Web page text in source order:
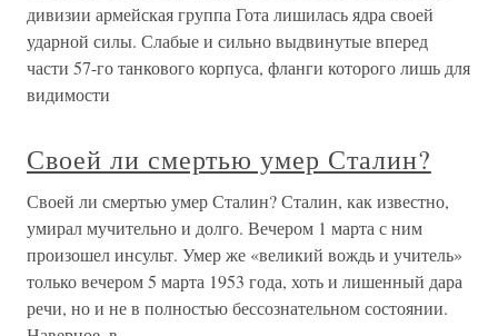
дивизии армейская группа Гота лишилась ядра своей
ударной силы. Слабые и сильно выдвинутые вперед
части 57-го танкового корпуса, фланги которого лишь для
видимости
Своей ли смертью умер Сталин?
Своей ли смертью умер Сталин? Сталин, как известно,
умирал мучительно и долго. Вечером 1 марта с ним
произошел инсульт. Умер же «великий вождь и учитель»
только вечером 5 марта 1953 года, хоть и лишенный дара
речи, но и не в полностью бессознательном состоянии.